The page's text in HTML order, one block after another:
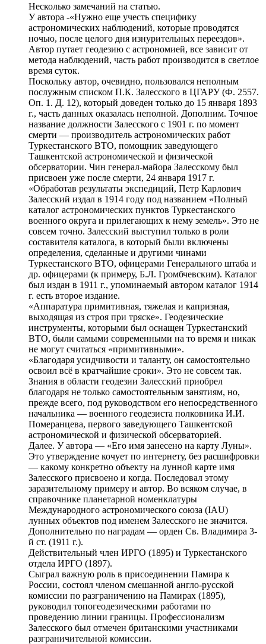
Несколько замечаний на статью.
У автора -«Нужно еще учесть специфику
астрономических наблюдений, которые проводятся
ночью, после целого дня изнурительных переездов».
Автор путает геодезию с астрономией, все зависит от
метода наблюдений, часть работ производится в светлое
время суток.
Поскольку автор, очевидно, пользовался неполным
послужным списком П.К. Залесского в ЦГАРУ (Ф. 2557.
Оп. 1. Д. 12), который доведен только до 15 января 1893
г., часть данных оказалась неполной. Дополним. Точное
название должности Залесского с 1901 г. по момент
смерти — производитель астрономических работ
Туркестанского ВТО, помощник заведующего
Ташкентской астрономической и физической
обсерватории. Чин генерал-майора Залесскому был
присвоен уже после смерти, 24 января 1917 г.
«Обработав результаты экспедиций, Петр Карлович
Залесский издал в 1914 году под названием «Полный
каталог астрономических пунктов Туркестанского
военного округа и прилегающих к нему земель». Это не
совсем точно. Залесский выступил только в роли
составителя каталога, в который были включены
определения, сделанные и другими чинами
Туркестанского ВТО, офицерами Генерального штаба и
др. офицерами (к примеру, Б.Л. Громбчевским). Каталог
был издан в 1911 г., упоминаемый автором каталог 1914
г. есть второе издание.
«Аппаратура примитивная, тяжелая и капризная,
выходящая из строя при тряске». Геодезические
инструменты, которыми был оснащен Туркестанский
ВТО, были самыми современными на то время и никак
не могут считаться «примитивными».
«Благодаря усидчивости и таланту, он самостоятельно
освоил всё в кратчайшие сроки». Это не совсем так.
Знания в области геодезии Залесский приобрел
благодаря не только самостоятельным занятиям, но,
прежде всего, под руководством его непосредственного
начальника — военного геодезиста полковника И.И.
Померанцева, первого заведующего Ташкентской
астрономической и физической обсерваторией.
Далее. У автора — «Его имя занесено на карту Луны».
Это утверждение кочует по интернету, без расшифровки
— какому конкретно объекту на лунной карте имя
Залесского присвоено и когда. Последовал этому
заразительному примеру и автор. Во всяком случае, в
справочнике планетарной номенклатуры
Международного астрономического союза (IAU)
лунных объектов под именем Залесского не значится.
Дополнительно по наградам — орден Св. Владимира 3-
й ст. (1911 г.).
Действительный член ИРГО (1895) и Туркестанского
отдела ИРГО (1897).
Сыграл важную роль в присоединении Памира к
России, состоял членом смешанной англо-русской
комиссии по разграничению на Памирах (1895),
руководил топогеодезическими работами по
проведению линии границы. Профессионализм
Залесского был отмечен британскими участниками
разграничительной комиссии.